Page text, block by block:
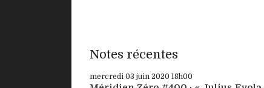
Notes récentes
mercredi 03 juin 2020 18h00